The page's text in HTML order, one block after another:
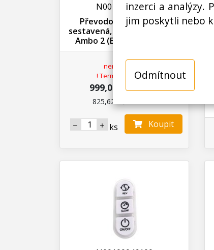
inzerci a analýzy.
jim poskytli nebo
Odmítnout
N00100035600
Převodovka kompletní
sestavená, masomlýnek ETA
Ambo 2 (ETA 3075 00120)
není skladem
! Termín na dotaz !
999,00 Kč s DPH
825,62 Kč bez DPH
ks Koupit